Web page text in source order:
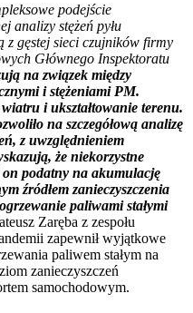
podejście
analizy stężeń pyłu
z gęstej sieci czujników firmy
Głównego Inspektoratu
na związek między
i stężeniami PM.
i ukształtowanie terenu.
na szczegółową analizę
z uwzględnieniem
że niekorzystne
on podatny na akumulację
źródłem zanieczyszczenia
paliwami stałymi
Zaręba z zespołu
zapewnił wyjątkowe
paliwem stałym na
zanieczyszczeń
samochodowym.